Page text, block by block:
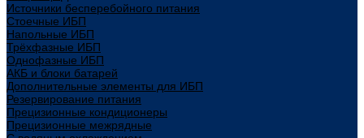
Источники бесперебойного питания
Стоечные ИБП
Напольные ИБП
Трёхфазные ИБП
Однофазные ИБП
АКБ и блоки батарей
Дополнительные элементы для ИБП
Резервирование питания
Прецизионные кондиционеры
Прецизионные межрядные